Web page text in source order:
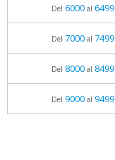
Del 6000al 6499
Del 7000al 7499
Del 8000al 8499
Del 9000al 9499